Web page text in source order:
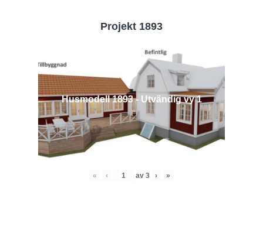
Projekt 1893
Husmodell 1893 - Utvändig vy 1
« ‹ av 3 › »